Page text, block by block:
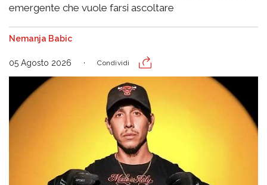
emergente che vuole farsi ascoltare
Nemanja Babic
05 Agosto 2026 Condividi